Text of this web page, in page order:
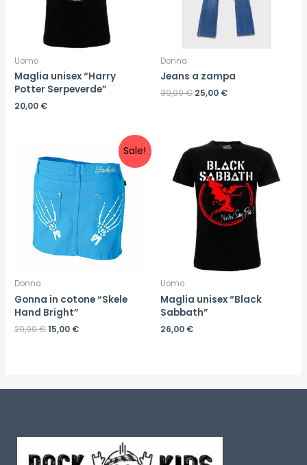
Uomo
Maglia unisex “Harry
Potter Serpeverde”
20,00 €
Donna
Jeans a zampa
39,90€ 25,00 €
Sale!
Donna
Gonna in cotone “Skele
Hand Bright”
29,90€15,00 €
Uomo
Maglia unisex “Black
Sabbath”
26,00 €